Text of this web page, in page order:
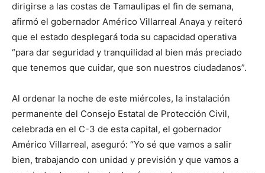
dirigirse a las costas de Tamaulipas el fin de semana,
afirmó el gobernador Américo Villarreal Anaya y reiteró
que el estado desplegará toda su capacidad operativa
“para dar seguridad y tranquilidad al bien más preciado
que tenemos que cuidar, que son nuestros ciudadanos”.
Al ordenar la noche de este miércoles, la instalación
permanente del Consejo Estatal de Protección Civil,
celebrada en el C-3 de esta capital, el gobernador
Américo Villarreal, aseguró: “Yo sé que vamos a salir
bien, trabajando con unidad y previsión y que vamos a